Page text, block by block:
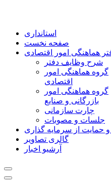
استانداری
صفحه نخست
هماهنگی امور اقتصادی
شرح وظایف دفتر
گروه هماهنگی امور
اقتصادی
گروه هماهنگی امور
بازرگانی و صنایع
چارت سازمانی
جلسات و مصوبات
حمایت از سرمایه گذاری
گالری تصاویر
آرشیو اخبار